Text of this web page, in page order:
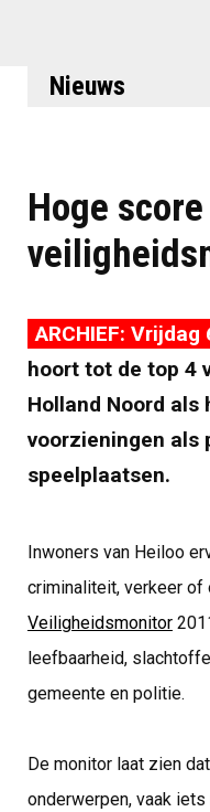
Nieuws
Hoge
ARCHIEF:
hoort tot de top 4
Holland Noord als
voorzieningen als
speelplaatsen.
Inwoners van Heiloo
criminaliteit, verkeer of
Veiligheidsmonitor
leefbaarheid,
gemeente en politie.
De monitor laat zien
onderwerpen, vaak